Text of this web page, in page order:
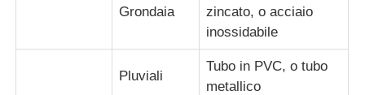
Materiale strutturale in acciaio
Pollaio con struttura in acciaio
Grondaia
zincato, o acciaio
inossidabile
Pluviali
Tubo in PVC, o tubo
metallico